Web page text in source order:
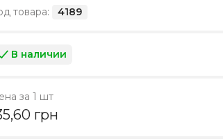
товара: 4189
В наличии
за 1 шт
грн